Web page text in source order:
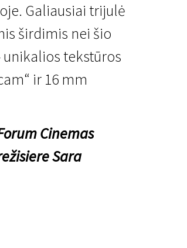
Galiausiai trijulė
širdimis nei šio
unikalios tekstūros
ir 16 mm
Cinemas
Sara